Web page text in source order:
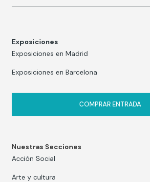
Exposiciones
Exposiciones en Madrid
Exposiciones en Barcelona
COMPRAR ENTRADA
Nuestras Secciones
Acción Social
Arte y cultura